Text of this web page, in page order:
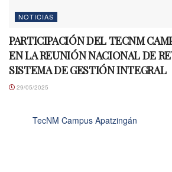
NOTICIAS
PARTICIPACIÓN DEL TECNM
EN LA REUNIÓN NACIONAL DE
SISTEMA DE GESTIÓN INTEGRAL
29/05/2025
TecNM Campus Apatzingán